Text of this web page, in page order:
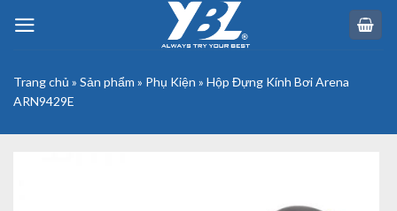
Trang chủ » Sản phẩm » Phụ Kiện » Hộp Đựng Kính Bơi Arena
ARN9429E